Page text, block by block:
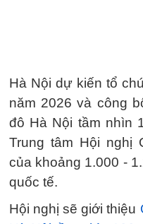
Hà Nội dự kiến tổ
năm 2026 và công
đô Hà Nội tầm nhìn
Trung tâm Hội nghị
của khoảng 1.000 -
quốc tế.
Hội nghị sẽ giới thiệu